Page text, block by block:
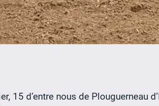
d’entre nous de Plouguerneau